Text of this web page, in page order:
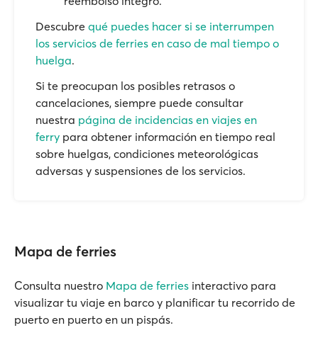
Descubre qué puedes hacer si se interrumpen
los servicios de ferries en caso de mal tiempo o
huelga.
Si te preocupan los posibles retrasos o
cancelaciones, siempre puede consultar
nuestra página de incidencias en viajes en
ferry para obtener información en tiempo real
sobre huelgas, condiciones meteorológicas
adversas y suspensiones de los servicios.
Mapa de ferries
Consulta nuestro Mapa de ferries interactivo para
visualizar tu viaje en barco y planificar tu recorrido de
puerto en puerto en un pispás.